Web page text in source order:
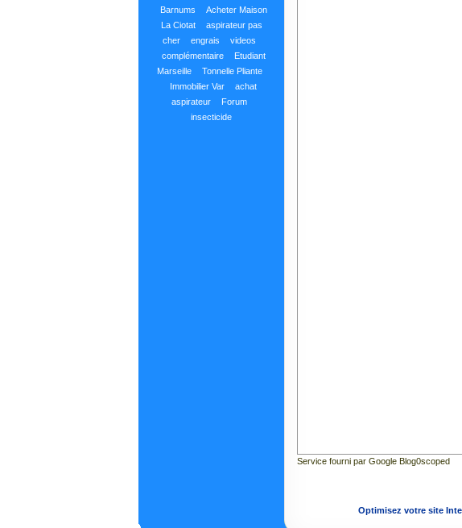
Barnums
Acheter Maison
La Ciotat
aspirateur pas
cher
engrais
videos
complémentaire
Etudiant
Marseille
Tonnelle Pliante
Immobilier Var
achat
aspirateur
Forum
insecticide
Service fourni par Google Blog0scoped
Optimisez votre site